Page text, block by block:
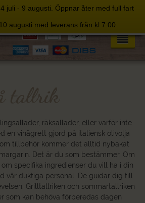
juli - 9 augusti. Öppnar åter med full fart
augusti med leverans från kl 7:00
räksallader, eller varför inte
en vinägrett gjord på italiensk olivolja
tillbehör kommer det alltid nybakat
Det är du som bestämmer. Om
specifika ingredienser du vill ha i din
vår duktiga personal. De guidar dig till
Grilltallriken och sommartallriken
som kan behöva förberedas dagen